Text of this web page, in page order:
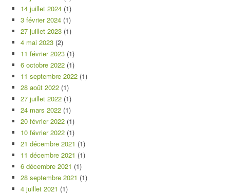
14 juillet 2024 (1)
3 février 2024 (1)
27 juillet 2023 (1)
4 mai 2023 (2)
11 février 2023 (1)
6 octobre 2022 (1)
11 septembre 2022 (1)
28 août 2022 (1)
27 juillet 2022 (1)
24 mars 2022 (1)
20 février 2022 (1)
10 février 2022 (1)
21 décembre 2021 (1)
11 décembre 2021 (1)
6 décembre 2021 (1)
28 septembre 2021 (1)
4 juillet 2021 (1)